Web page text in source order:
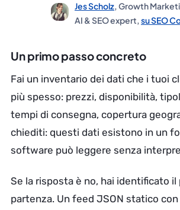
Jes Scholz, Growth
AI & SEO expert,su SEO
Un primo passo concreto
Fai un inventario dei dati che i tuoi
più spesso: prezzi, disponibilità,
tempi di consegna, copertura
chiediti: questi dati esistono in un
software può leggere senza
Se la risposta è no, hai identificato il
partenza. Un feed JSON statico